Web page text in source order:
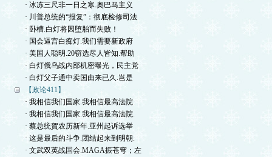
· 冰冻三尺非一日之寒.奥巴马主义
· 川普总统的“报复”：彻底检修司法
· 卧槽.白灯将因堕胎而失败！
· 国会逼宫白痴灯.我们需要新政府
· 美国人聪明.20窃选尽人皆知.帮助
· 白灯俄乌战内部机密曝光，民主党
· 白灯父子通中卖国由来已久.岂是
【政论411】
· 我相信我们国家.我相信最高法院
· 我相信我们国家.我相信最高法院.
· 蔡总统賀农历新年.亚州起诉选举
· 这是最后的斗争.团结起来到明朝.
· 文武双英战国会.MAGA振苍穹；左